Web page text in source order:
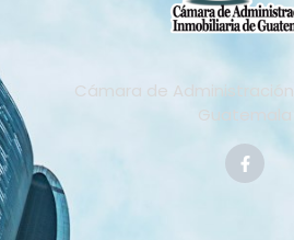
Cámara de
Guatemala